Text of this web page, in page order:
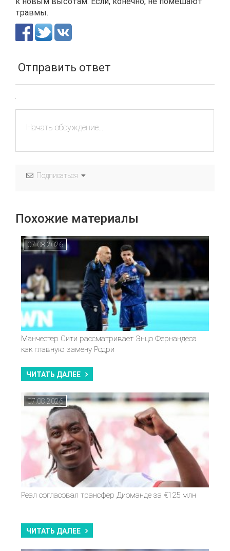
травмы.
Отправить ответ
Подписаться
Похожие материалы
07.08.2026
Манчестер Сити рассматривает Энцо Фернандеса
как главную замену Родри
ЧИТАТЬ ДАЛЕЕ
07.08.2026
Реал согласовал трансфер Диоманде за €125 млн
ЧИТАТЬ ДАЛЕЕ